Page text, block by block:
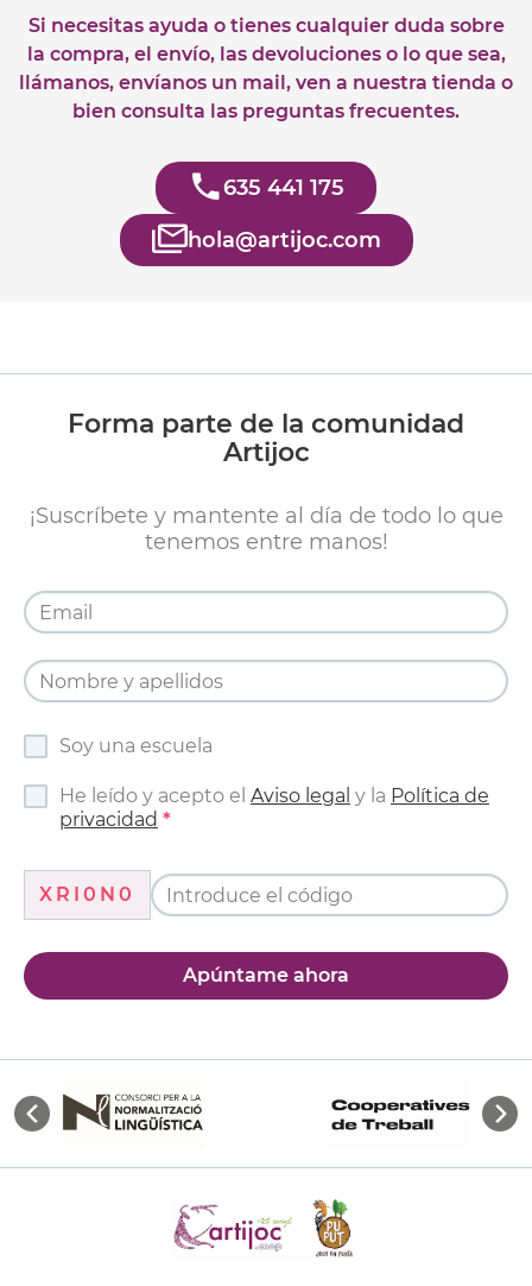
Si necesitas ayuda o tienes cualquier duda sobre
la compra, el envío, las devoluciones o lo que sea,
llámanos, envíanos un mail, ven a nuestra tienda o
bien consulta las preguntas frecuentes.
635 441 175
hola@artijoc.com
Forma parte de la comunidad
Artijoc
¡Suscríbete y mantente al día de todo lo que
tenemos entre manos!
Soy una escuela
He leído y acepto el Aviso legal y la Política de
privacidad
XRI0N0
Apúntame ahora